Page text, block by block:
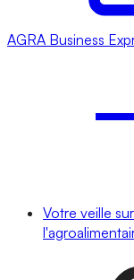
AGRA Business
Votre veille